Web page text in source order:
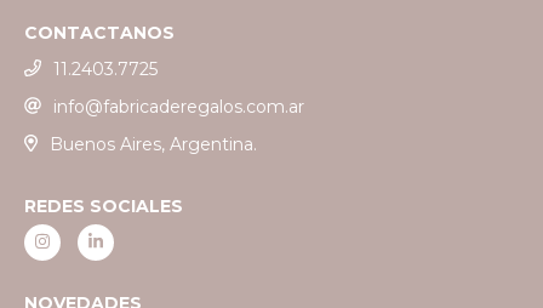
CONTACTANOS
11.2403.7725
info@fabricaderegalos.com.ar
Buenos Aires, Argentina.
REDES SOCIALES
NOVEDADES